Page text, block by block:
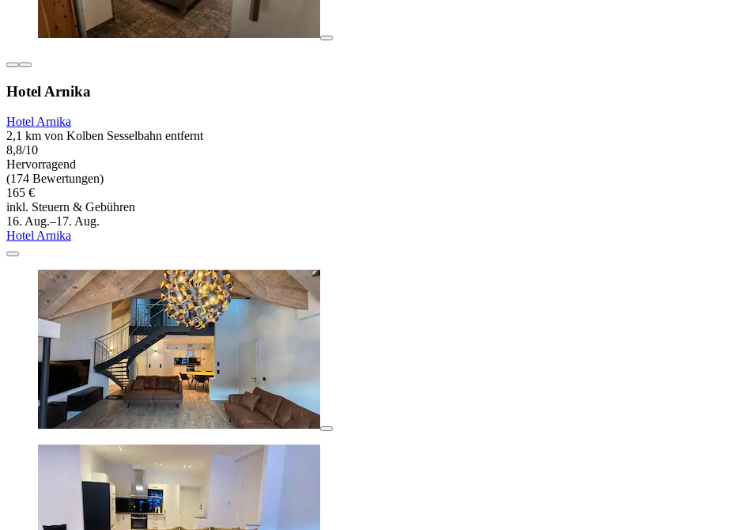
Hotel Arnika
Hotel Arnika
2,1 km von Kolben Sesselbahn entfernt
8,8/10
Hervorragend
(174 Bewertungen)
165 €
inkl. Steuern & Gebühren
16. Aug.–17. Aug.
Hotel Arnika